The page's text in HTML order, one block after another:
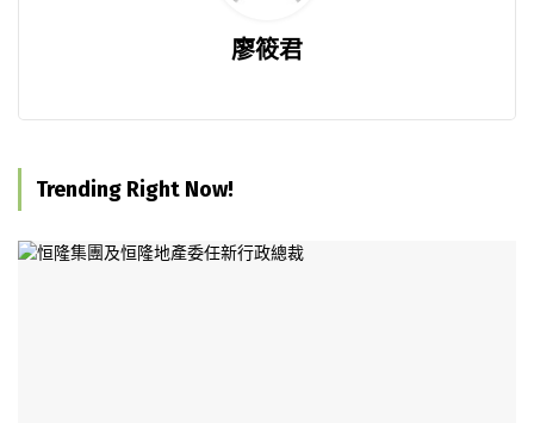
廖筱君
Trending Right Now!